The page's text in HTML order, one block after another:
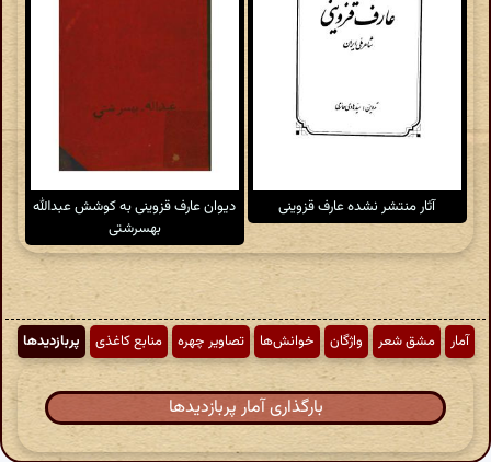
آثار منتشر نشده عارف قزوینی
دیوان عارف قزوینی به کوشش عبدالله
بهسرشتی
آمار مشق شعر واژگان خوانش‌ها تصاویر چهره منابع کاغذی پربازدیدها
بارگذاری آمار پربازدیدها